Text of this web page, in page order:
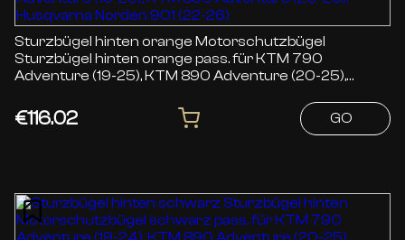
Sturzbügel hinten orange Motorschutzbügel
Sturzbügel hinten orange pass. für KTM 790
Adventure (19-25), KTM 890 Adventure (20-25),
€116.02 GO